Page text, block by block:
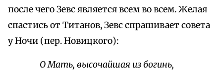
после чего Зевс является всем во всем. Желая
спастись от Титанов, Зевс спрашивает совета
у Ночи (пер. Новицкого):
О Мать, высочайшая из богинь,